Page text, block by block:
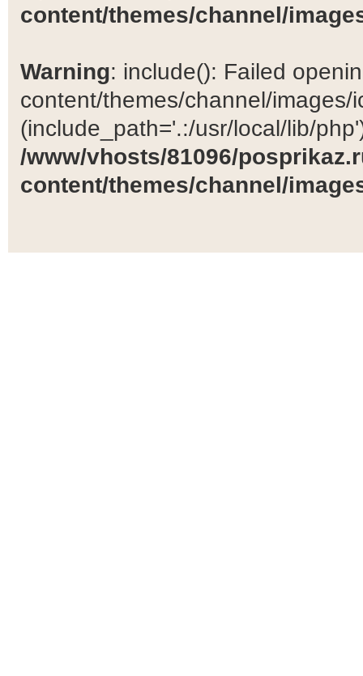
content/themes/channel/
Warning: include(): Failed
content/themes/channel/images/
(include_path='.:/usr/local/lib/
/www/vhosts/81096/
content/themes/channel/